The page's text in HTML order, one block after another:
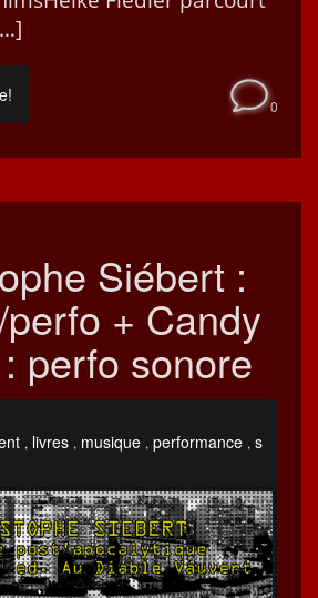
0
Siébert :
+ Candy
perfo sonore
, livres , musique , performance , s